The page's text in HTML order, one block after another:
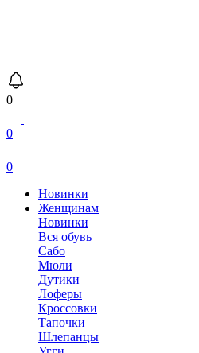
0
0
0
Новинки
Женщинам
Новинки
Вся обувь
Сабо
Мюли
Дутики
Лоферы
Кроссовки
Тапочки
Шлепанцы